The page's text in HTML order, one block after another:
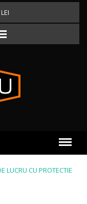
LUCRU CU PROTECTIE